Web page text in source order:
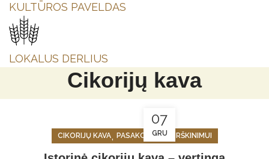
KULTŪROS PAVELDAS
LOKALUS DERLIUS
Cikorijų kava
07
GRU
CIKORIJŲ KAVA, PASAKOJIMAI, VIRŠKINIMUI